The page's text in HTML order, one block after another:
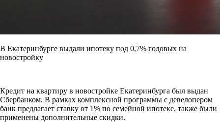
В Екатеринбурге выдали ипотеку под 0,7% годовых на
новостройку
Кредит на квартиру в новостройке Екатеринбурга был выдан
Сбербанком. В рамках комплексной программы с девелопером
банк предлагает ставку от 1% по семейной ипотеке, также были
применены дополнительные скидки.